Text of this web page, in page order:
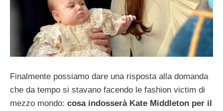
Finalmente possiamo dare una risposta alla domanda
che da tempo si stavano facendo le fashion victim di
mezzo mondo: cosa indosserà Kate Middleton per il